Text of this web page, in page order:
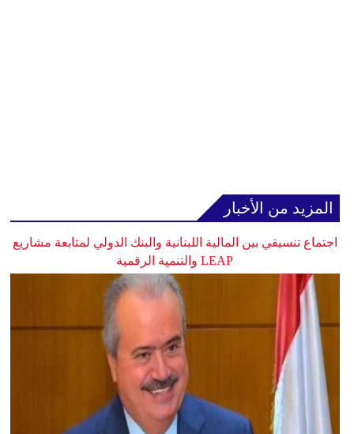
المزيد من الأخبار
اجتماع تنسيقي بين المالية اللبنانية والبنك الدولي لمتابعة مشاريع
LEAP والتنمية الرقمية